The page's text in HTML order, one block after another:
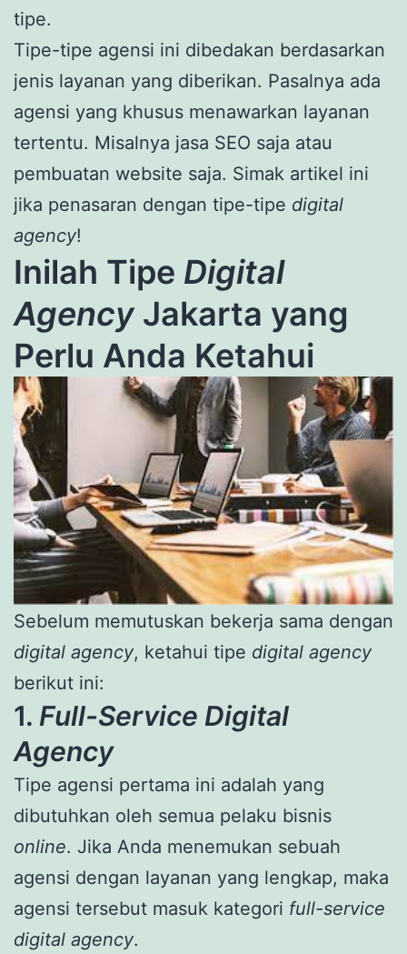
tipe.
Tipe-tipe agensi ini dibedakan berdasarkan
jenis layanan yang diberikan. Pasalnya ada
agensi yang khusus menawarkan layanan
tertentu. Misalnya jasa SEO saja atau
pembuatan website saja. Simak artikel ini
jika penasaran dengan tipe-tipe digital
agency!
Inilah Tipe Digital
Agency Jakarta yang
Perlu Anda Ketahui
Sebelum memutuskan bekerja sama dengan
digital agency, ketahui tipe digital agency
berikut ini:
1. Full-Service Digital
Agency
Tipe agensi pertama ini adalah yang
dibutuhkan oleh semua pelaku bisnis
online. Jika Anda menemukan sebuah
agensi dengan layanan yang lengkap, maka
agensi tersebut masuk kategori full-service
digital agency.